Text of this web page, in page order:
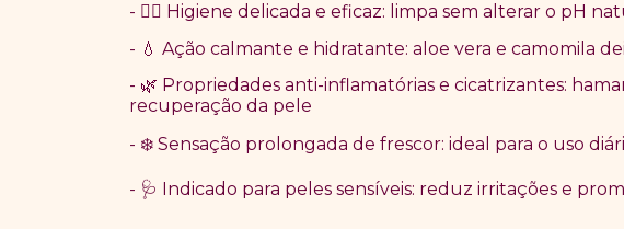
- 🧘‍♀️ Higiene delicada e eficaz: limpa sem alterar o pH
- 💧 Ação calmante e hidratante: aloe vera e camomila
- 🌿 Propriedades anti-inflamatórias e cicatrizantes:
recuperação da pele
- ❄️ Sensação prolongada de frescor: ideal para o uso diá
- 🩺 Indicado para peles sensíveis: reduz irritações e